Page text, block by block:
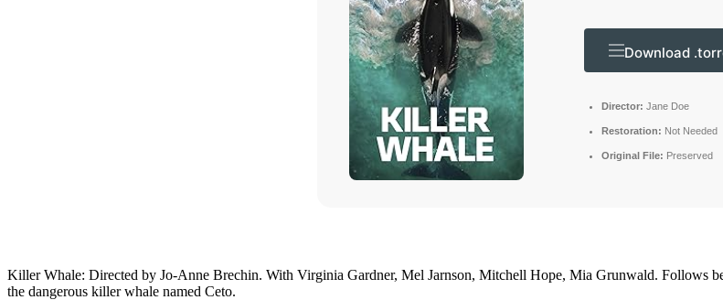
Download
Director: Jane Doe
Restoration: Not Needed
Original File: Preserved
Killer Whale: Directed by Jo-Anne Brechin. With Virginia Gardner, Mel Jarnson, Mitchell Hope, Mia Grunwald. Follows
the dangerous killer whale named Ceto.